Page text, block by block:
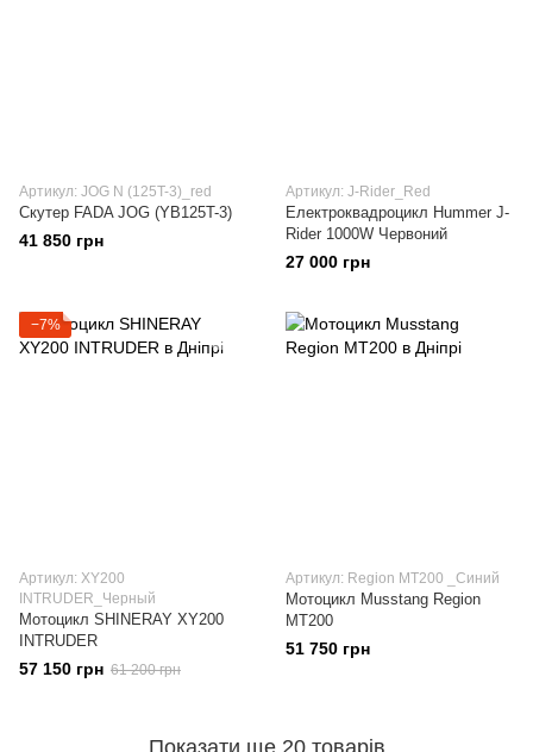
Артикул: JOG N (125T-3)_red
Скутер FADA JOG (YB125T-3)
41 850 грн
Артикул: J-Rider_Red
Електроквадроцикл Hummer J-
Rider 1000W Червоний
27 000 грн
−7%
Артикул: XY200
INTRUDER_Черный
Мотоцикл SHINERAY XY200
INTRUDER
57 150 грн 61 200 грн
Артикул: Region МТ200 _Синий
Мотоцикл Musstang Region
МТ200
51 750 грн
Показати ще 20 товарів